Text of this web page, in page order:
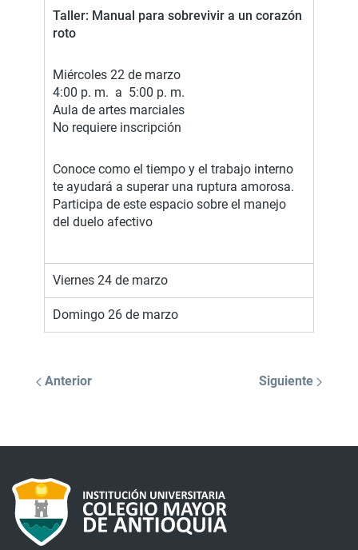
Taller: Manual para sobrevivir a un corazón
roto
Miércoles 22 de marzo
4:00 p. m. a 5:00 p. m.
Aula de artes marciales
No requiere inscripción
Conoce como el tiempo y el trabajo interno
te ayudará a superar una ruptura amorosa.
Participa de este espacio sobre el manejo
del duelo afectivo
Viernes 24 de marzo
Domingo 26 de marzo
Anterior Siguiente